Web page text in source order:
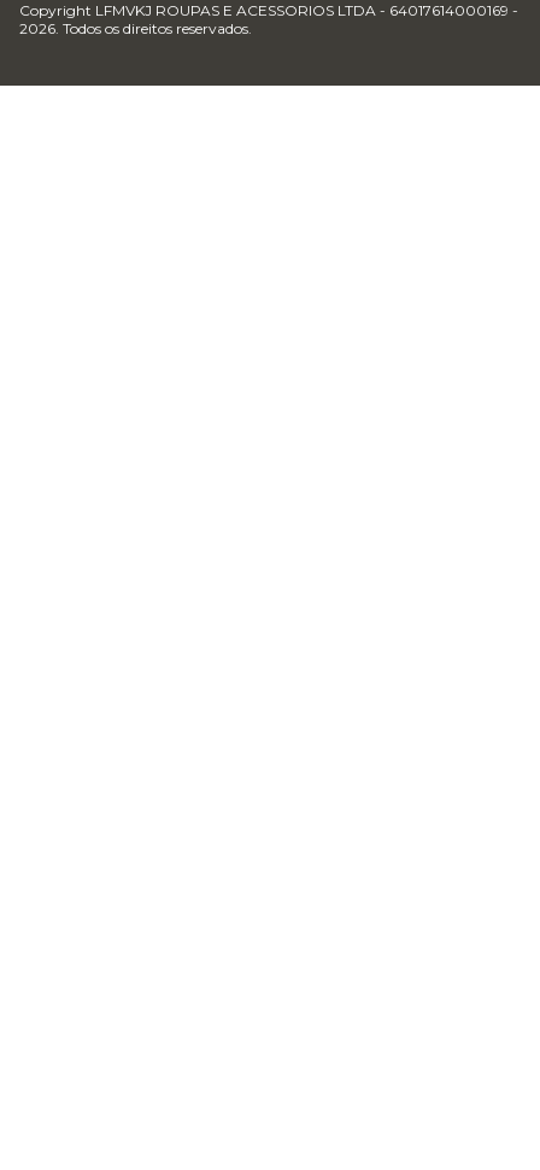
Copyright LFMVKJ ROUPAS E ACESSORIOS LTDA - 64017614000169 -
2026. Todos os direitos reservados.